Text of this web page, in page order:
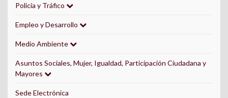
Policía y Tráfico
Empleo y Desarrollo
Medio Ambiente
Asuntos Sociales, Mujer, Igualdad, Participación Ciudadana y
Mayores
Sede Electrónica